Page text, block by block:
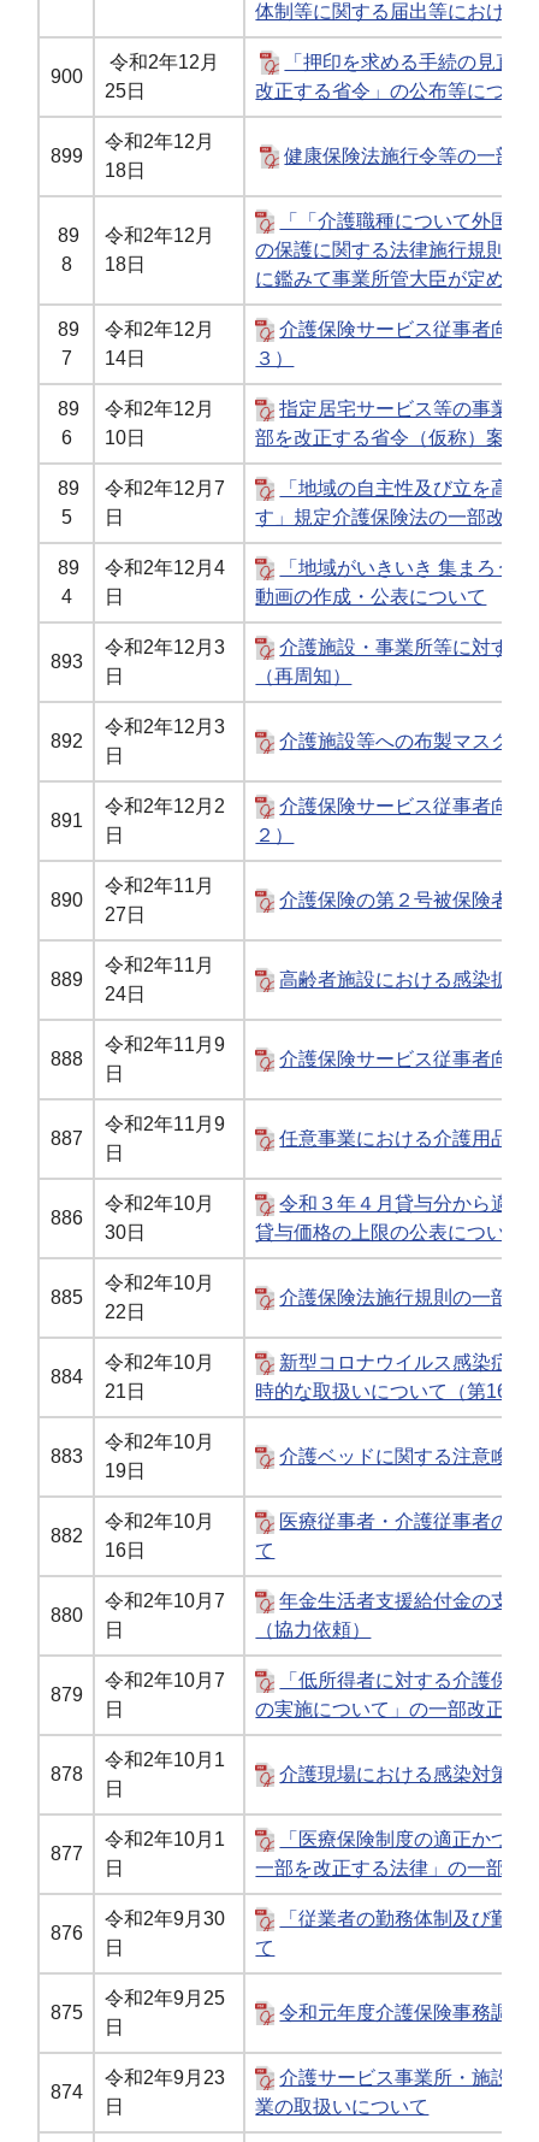
体制等に関する届出等における
900
令和2年12月
25日
「押印を求める手続の見直
改正する省令」の公布等につい
899
令和2年12月
18日
健康保険法施行令等の一部
89
8
令和2年12月
18日
「「介護職種について外国
の保護に関する法律施行規則に
に鑑みて事業所管大臣が定める
89
7
令和2年12月
14日
介護保険サービス従事者向
３）
89
6
令和2年12月
10日
指定居宅サービス等の事業
部を改正する省令（仮称）案に
89
5
令和2年12月7
日
「地域の自主性及び立を高
す」規定介護保険法の一部改正
89
4
令和2年12月4
日
「地域がいきいき 集まろう
動画の作成・公表について
893
令和2年12月3
日
介護施設・事業所等に対す
（再周知）
892
令和2年12月3
日
介護施設等への布製マスクの
891
令和2年12月2
日
介護保険サービス従事者向
２）
890
令和2年11月
27日
介護保険の第２号被保険者
889
令和2年11月
24日
高齢者施設における感染拡大
888
令和2年11月9
日
介護保険サービス従事者向
887
令和2年11月9
日
任意事業における介護用品
886
令和2年10月
30日
令和３年４月貸与分から適
貸与価格の上限の公表について
885
令和2年10月
22日
介護保険法施行規則の一部
884
令和2年10月
21日
新型コロナウイルス感染症
時的な取扱いについて（第16報
883
令和2年10月
19日
介護ベッドに関する注意喚起
882
令和2年10月
16日
医療従事者・介護従事者の
て
880
令和2年10月7
日
年金生活者支援給付金の支
（協力依頼）
879
令和2年10月7
日
「低所得者に対する介護保
の実施について」の一部改正に
878
令和2年10月1
日
介護現場における感染対策
877
令和2年10月1
日
「医療保険制度の適正かつ
一部を改正する法律」の一部の
876
令和2年9月30
日
「従業者の勤務体制及び勤
て
875
令和2年9月25
日
令和元年度介護保険事務調査
874
令和2年9月23
日
介護サービス事業所・施設
業の取扱いについて